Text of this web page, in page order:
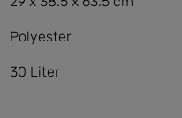
Polyester
30 Liter